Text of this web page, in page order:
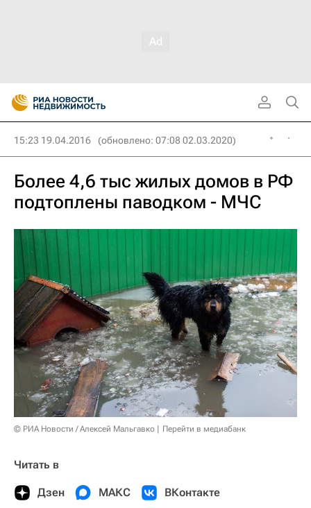
15:23 19.04.2016 (обновлено: 07:08 02.03.2020)
Более 4,6 тыс жилых домов в РФ
подтоплены паводком - МЧС
© РИА Новости / Алексей Мальгавко Перейти в медиабанк
Читать в
Дзен МАКС ВКонтакте